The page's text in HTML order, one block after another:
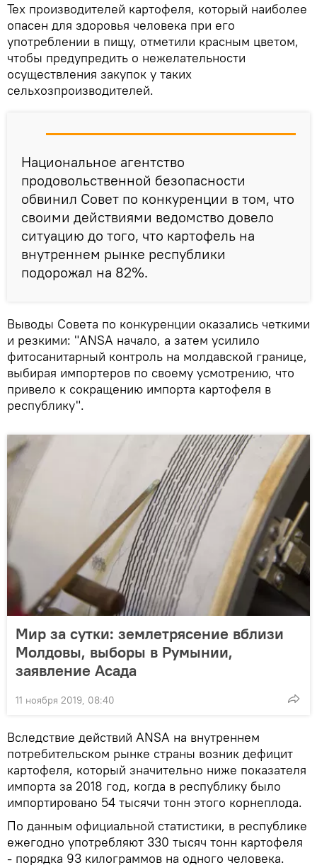
Тех производителей картофеля, который наиболее
опасен для здоровья человека при его
употреблении в пищу, отметили красным цветом,
чтобы предупредить о нежелательности
осуществления закупок у таких
сельхозпроизводителей.
Национальное агентство
продовольственной безопасности
обвинил Совет по конкуренции в том, что
своими действиями ведомство довело
ситуацию до того, что картофель на
внутреннем рынке республики
подорожал на 82%.
Выводы Совета по конкуренции оказались четкими
и резкими: "ANSA начало, а затем усилило
фитосанитарный контроль на молдавской границе,
выбирая импортеров по своему усмотрению, что
привело к сокращению импорта картофеля в
республику".
Мир за сутки: землетрясение вблизи
Молдовы, выборы в Румынии,
заявление Асада
11 ноября 2019, 08:40
Вследствие действий ANSA на внутреннем
потребительском рынке страны возник дефицит
картофеля, который значительно ниже показателя
импорта за 2018 год, когда в республику было
импортировано 54 тысячи тонн этого корнеплода.
По данным официальной статистики, в республике
ежегодно употребляют 330 тысяч тонн картофеля
- порядка 93 килограммов на одного человека.